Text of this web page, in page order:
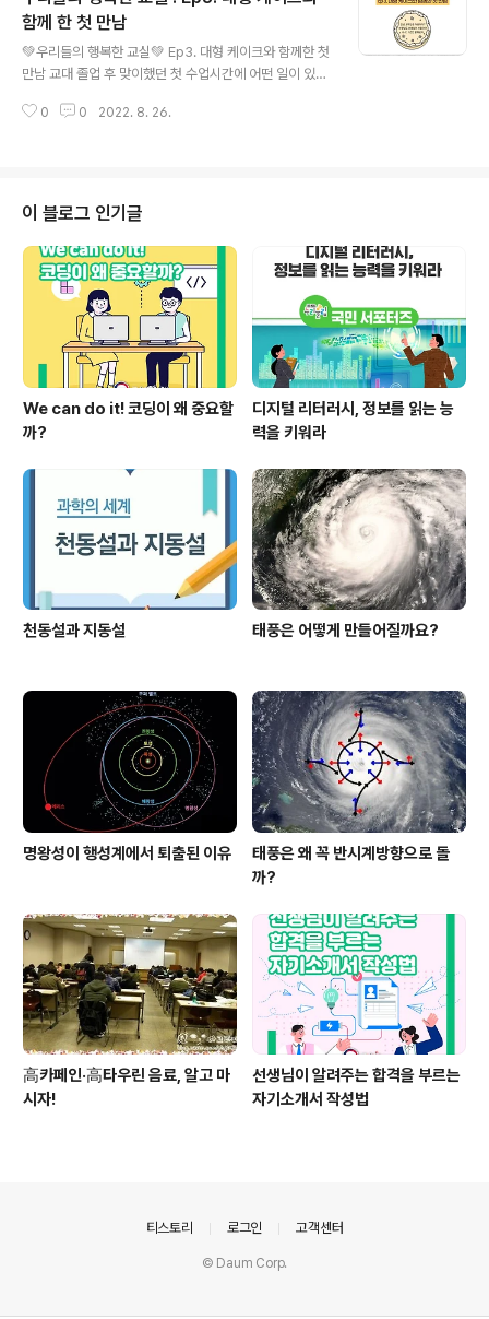
함께 한 첫 만남
💚우리들의 행복한 교실💚 Ep3. 대형 케이크와 함께한 첫
만남 교대 졸업 후 맞이했던 첫 수업시간에 어떤 일이 있었
선생님과 학생 여러분의 따뜻하고 재미있는 교실 에피소드
행교 #일상툰 #사연접수 #기프티콘
0 0 2022. 8. 26.
이 블로그 인기글
We can do it! 코딩이 왜 중요할
까?
디지털 리터러시, 정보를 읽는 능
력을 키워라
천동설과 지동설 태풍은 어떻게 만들어질까요?
명왕성이 행성계에서 퇴출된 이유
태풍은 왜 꼭 반시계방향으로 돌
까?
高카페인·高타우린 음료, 알고 마
시자!
선생님이 알려주는 합격을 부르는
자기소개서 작성법
티스토리 로그인 고객센터
© Daum Corp.